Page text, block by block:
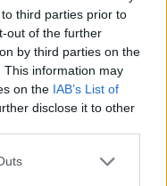
third parties prior to
out of the further
by third parties on the
This information may
on the IAB’s List of
disclose it to other
one or more Google